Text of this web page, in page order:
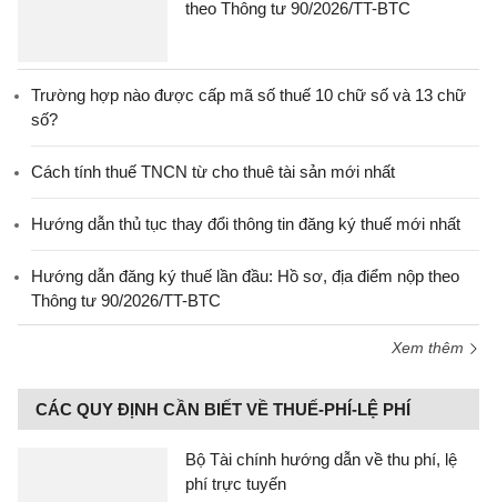
theo Thông tư 90/2026/TT-BTC
Trường hợp nào được cấp mã số thuế 10 chữ số và 13 chữ
số?
Cách tính thuế TNCN từ cho thuê tài sản mới nhất
Hướng dẫn thủ tục thay đổi thông tin đăng ký thuế mới nhất
Hướng dẫn đăng ký thuế lần đầu: Hồ sơ, địa điểm nộp theo
Thông tư 90/2026/TT-BTC
Xem thêm
CÁC QUY ĐỊNH CẦN BIẾT VỀ THUẾ-PHÍ-LỆ PHÍ
Bộ Tài chính hướng dẫn về thu phí, lệ
phí trực tuyến